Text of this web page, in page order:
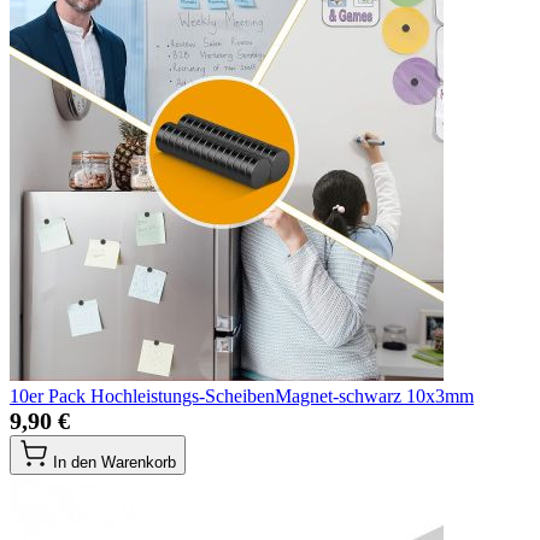
10er Pack Hochleistungs-ScheibenMagnet-schwarz 10x3mm
9,90 €
In den Warenkorb